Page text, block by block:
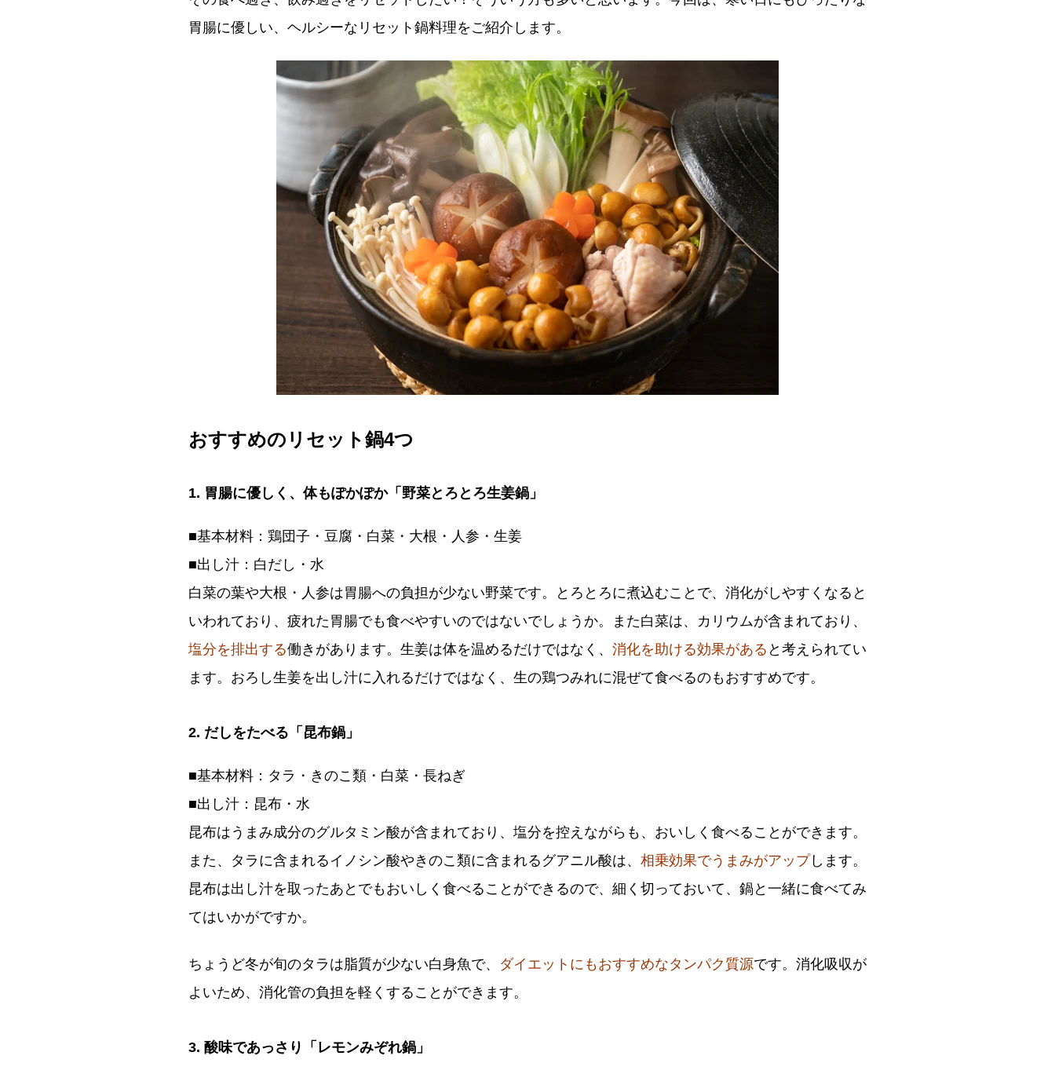
胃腸に優しい、ヘルシーなリセット鍋料理をご紹介します。
おすすめのリセット鍋4つ
1. 胃腸に優しく、体もぽかぽか「野菜とろとろ生姜鍋」
■基本材料：鶏団子・豆腐・白菜・大根・人参・生姜
■出し汁：白だし・水
白菜の葉や大根・人参は胃腸への負担が少ない野菜です。とろとろに煮込むことで、消化がしやすくなると
いわれており、疲れた胃腸でも食べやすいのではないでしょうか。また白菜は、カリウムが含まれており、
塩分を排出する働きがあります。生姜は体を温めるだけではなく、 消化を助ける効果がある と考えられてい
ます。おろし生姜を出し汁に入れるだけではなく、生の鶏つみれに混ぜて食べるのもおすすめです。
2. だしをたべる「昆布鍋」
■基本材料：タラ・きのこ類・白菜・長ねぎ
■出し汁：昆布・水
昆布はうまみ成分のグルタミン酸が含まれており、塩分を控えながらも、おいしく食べることができます。
また、タラに含まれるイノシン酸やきのこ類に含まれるグアニル酸は、 相乗効果でうまみがアップします。
昆布は出し汁を取ったあとでもおいしく食べることができるので、細く切っておいて、鍋と一緒に食べてみ
てはいかがですか。
ちょうど冬が旬のタラは脂質が少ない白身魚で、 ダイエットにもおすすめなタンパク質源です。消化吸収が
よいため、消化管の負担を軽くすることができます。
3. 酸味であっさり「レモンみぞれ鍋」